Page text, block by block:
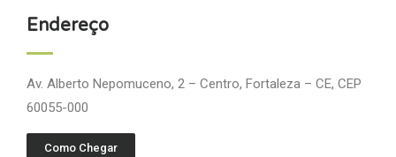
Endereço
Av. Alberto Nepomuceno, 2 – Centro, Fortaleza – CE, CEP
60055-000
Como Chegar